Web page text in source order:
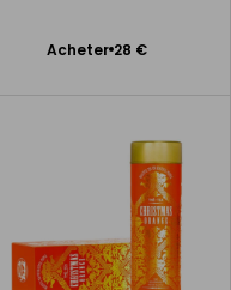
Acheter 28 €
Ajouter